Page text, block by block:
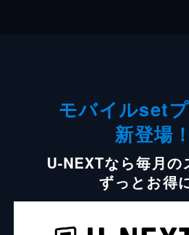
モバイルset
新登場！
U-NEXTなら毎月の
ずっとお得